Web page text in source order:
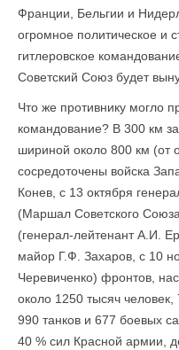
Франции, Бельгии и
огромное политическое и
гитлеровское
Советский Союз будет
Что же противнику могло
командование? В 300 км
шириной около 800 км (от
сосредоточены войска
Конев, с 13 октября
(Маршал Советского
(генерал-лейтенант А.И.
майор Г.Ф. Захаров, с 10
Черевиченко) фронтов,
около 1250 тысяч
990 танков и 677 боевых
40 % сил Красной армии,